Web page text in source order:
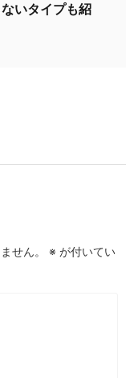
いタイプも紹
せん。 ※ が付いてい